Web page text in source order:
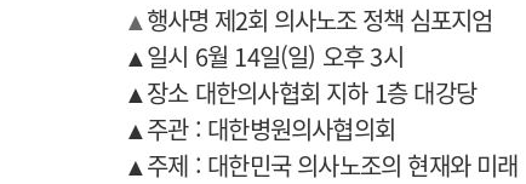
▲행사명 제2회 의사노조 정책 심포지엄
▲일시 6월 14일(일) 오후 3시
▲장소 대한의사협회 지하 1층 대강당
▲주관 : 대한병원의사협의회
▲주제 : 대한민국 의사노조의 현재와 미래